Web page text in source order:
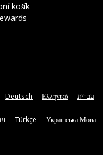
košík
Deutsch Ελληνικά עברית
Türkçe Українська Мова